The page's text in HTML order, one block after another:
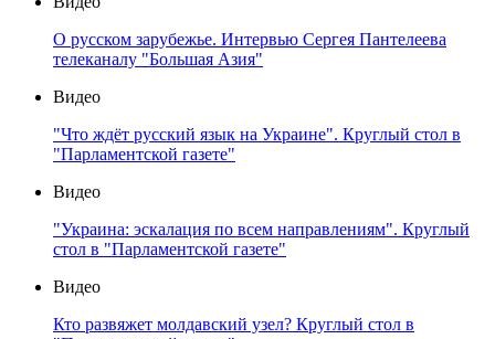
О русском зарубежье. Интервью Сергея Пантелеева
телеканалу "Большая Азия"
Видео
"Что ждёт русский язык на Украине". Круглый стол в
"Парламентской газете"
Видео
"Украина: эскалация по всем направлениям". Круглый
стол в "Парламентской газете"
Видео
Кто развяжет молдавский узел? Круглый стол в